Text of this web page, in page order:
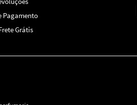
Pagamento
Grátis